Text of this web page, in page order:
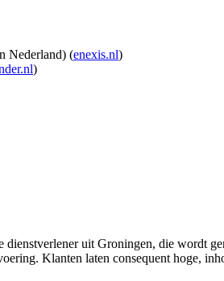
Nederland) (enexis.nl)
)
uit Groningen, die wordt
Klanten laten consequent hoge,